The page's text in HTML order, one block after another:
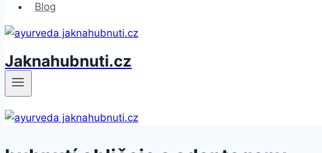
Blog
Jaknahubnuti.cz